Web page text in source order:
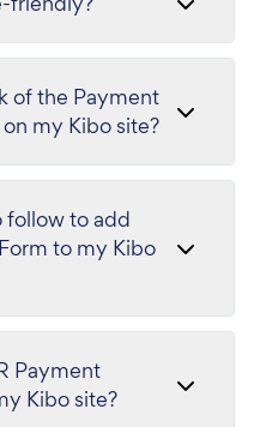
of the Payment
my Kibo site?
follow to add
to my Kibo
Payment
Kibo site?